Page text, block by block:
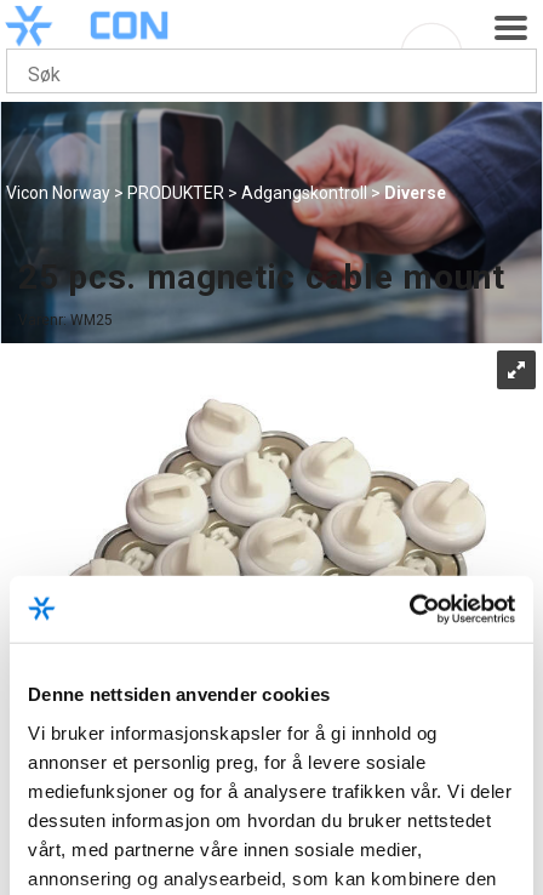
Denne nettsiden anvender cookies
Vi bruker informasjonskapsler for å gi innhold og
annonser et personlig preg, for å levere sosiale
mediefunksjoner og for å analysere trafikken vår. Vi deler
dessuten informasjon om hvordan du bruker nettstedet
vårt, med partnerne våre innen sosiale medier,
annonsering og analysearbeid, som kan kombinere den
Vicon Norway>PRODUKTER>Adgangskontroll>Diverse
25 pcs. magnetic cable mount
Varenr:WM25